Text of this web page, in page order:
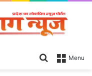
Menu
Search